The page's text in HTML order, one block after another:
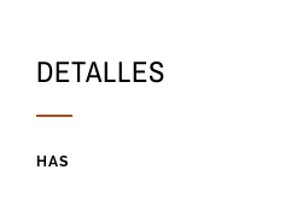
DETALLES
HAS